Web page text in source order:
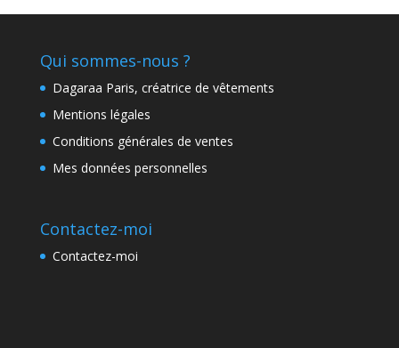
Qui sommes-nous ?
Dagaraa Paris, créatrice de vêtements
Mentions légales
Conditions générales de ventes
Mes données personnelles
Contactez-moi
Contactez-moi